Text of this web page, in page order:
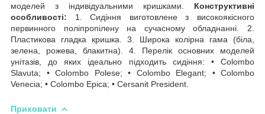
моделей з індивідуальними кришками. Конструктивні
особливості: 1. Сидіння виготовлене з високоякісного
первинного поліпропілену на сучасному обладнанні. 2.
Пластикова гладка кришка. 3. Широка колірна гама (біла,
зелена, рожева, блакитна). 4. Перелік основних моделей
унітазів, до яких ідеально підходить сидіння: • Colombo
Slavuta; • Colombo Polese; • Colombo Elegant; • Colombo
Venecia; • Colombo Epica; • Cersanit President.
Приховати